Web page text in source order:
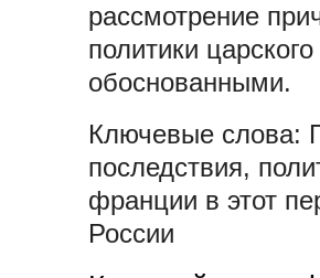
рассмотрение
политики
обоснованными.
последствия,
франции в этот
России